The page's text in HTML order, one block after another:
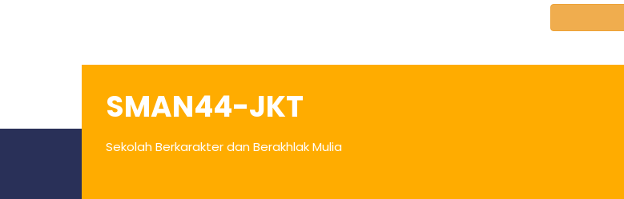
SMAN44-JKT
Sekolah Berkarakter dan Berakhlak Mulia